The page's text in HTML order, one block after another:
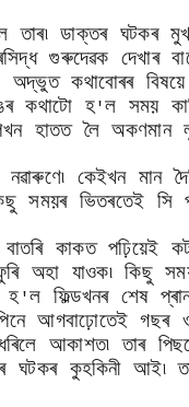
ডাক্তৰ ঘটকৰ
গুৰুদেৱক দেখাৰ
কথাবোৰৰ বিষয়ে
কথাটো হ'ল সময়
হাতত লৈ অকণমান
কেইখন মান
সময়ৰ ভিতৰতেই
বাতৰি কাকত
অহা যাওক৷ কিছু
হ'ল ফিল্ডখনৰ শেষ
আগবাঢ়োতেই গছৰ
ধৰিলে আকাশত৷ তাৰ
কুহকিনী আই৷